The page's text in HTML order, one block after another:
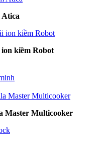
Atica
kiềm Robot
Master Multicooker